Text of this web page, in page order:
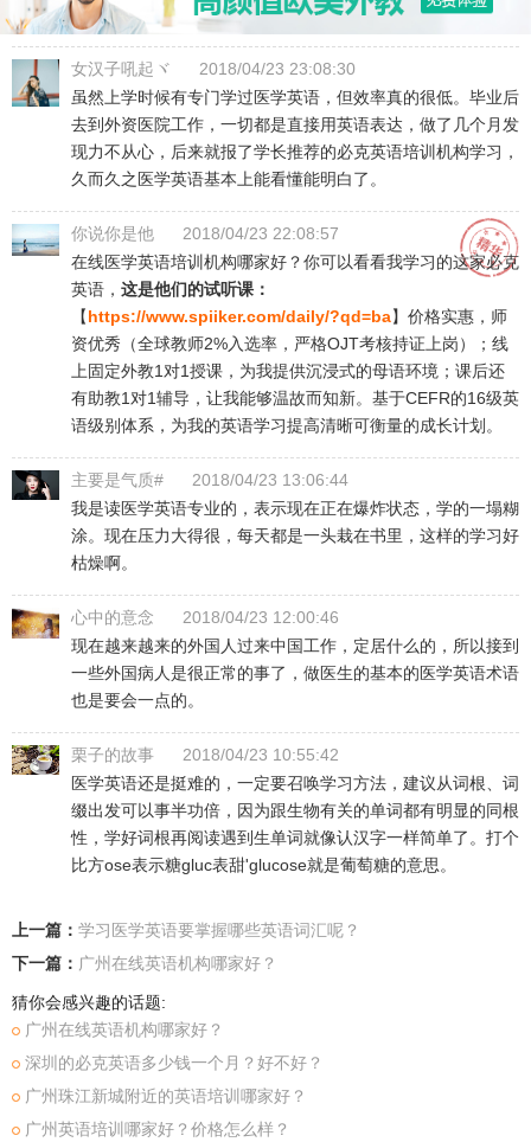
女汉子吼起ヾ
2018/04/23 23:08:30
虽然上学时候有专门学过医学英语，但效率真的很低。毕业后
去到外资医院工作，一切都是直接用英语表达，做了几个月发
现力不从心，后来就报了学长推荐的必克英语培训机构学习，
久而久之医学英语基本上能看懂能明白了。
你说你是他
2018/04/23 22:08:57
在线医学英语培训机构哪家好？你可以看看我学习的这家必克
英语， 这是他们的试听课：
【https://www.spiiker.com/daily/?qd=ba】价格实惠，师
资优秀（全球教师2%入选率，严格OJT考核持证上岗）；线
上固定外教1对1授课，为我提供沉浸式的母语环境；课后还
有助教1对1辅导，让我能够温故而知新。基于CEFR的16级英
语级别体系，为我的英语学习提高清晰可衡量的成长计划。
主要是气质#
2018/04/23 13:06:44
我是读医学英语专业的，表示现在正在爆炸状态，学的一塌糊
涂。现在压力大得很，每天都是一头栽在书里，这样的学习好
枯燥啊。
心中的意念
2018/04/23 12:00:46
现在越来越来的外国人过来中国工作，定居什么的，所以接到
一些外国病人是很正常的事了，做医生的基本的医学英语术语
也是要会一点的。
栗子的故事
2018/04/23 10:55:42
医学英语还是挺难的，一定要召唤学习方法，建议从词根、词
缀出发可以事半功倍，因为跟生物有关的单词都有明显的同根
性，学好词根再阅读遇到生单词就像认汉字一样简单了。打个
比方ose表示糖gluc表甜'glucose就是葡萄糖的意思。
上一篇： 学习医学英语要掌握哪些英语词汇呢？
下一篇： 广州在线英语机构哪家好？
猜你会感兴趣的话题:
广州在线英语机构哪家好？
深圳的必克英语多少钱一个月？好不好？
广州珠江新城附近的英语培训哪家好？
广州英语培训哪家好？价格怎么样？